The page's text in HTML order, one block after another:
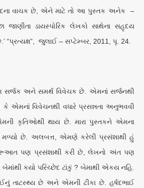
વાચક છે, એને માટે તો આ પુસ્તક અનેક –
ડાયસ્પોરિક લેખકો સાથેના સહૃદય
જુલાઈ – સપ્ટેમ્બર, 2011, પૃ. 24.
સર્જક અને સમર્થ વિવેચક છે. એમનાં સર્જનથી
એમનાં વિવેચનથી વધારે પ્રસન્નતા અનુભવવી
કૃતિઓથી થાય છે. મારા પુસ્તકને એમના
મળ્યો છે. અલબત્ત, એમણે કરેલી પ્રસંશાથી હું
પણ પ્રસંશાથી કરી છે, લેખનો અંત પણ
બેમાંથી કયો પરિચ્છેદ ટાંકું ? બેમાથી એકય નહિ.
તાટસ્થ્ય છે અને એમની ટીકા છે. હર્ષદભાઈ